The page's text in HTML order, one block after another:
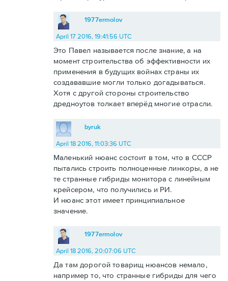
1977ermolov
April 17 2016, 19:41:56 UTC
Это Павел называется после знание, а на
момент строительства об эффективности их
применения в будущих войнах страны их
создававшие могли только догадываться.
Хотя с другой стороны строительство
дредноутов толкает вперёд многие отрасли.
byruk
April 18 2016, 11:03:36 UTC
Маленький нюанс состоит в том, что в СССР
пытались строить полноценные линкоры, а не
те странные гибриды монитора с линейным
крейсером, что получились и РИ.
И нюанс этот имеет принципиальное
значение.
1977ermolov
April 18 2016, 20:07:06 UTC
Да там дорогой товарищ нюансов немало,
например то, что странные гибриды для чего